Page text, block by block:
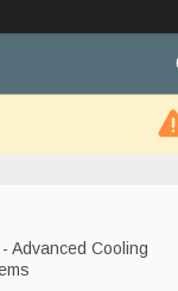
Advanced Cooling